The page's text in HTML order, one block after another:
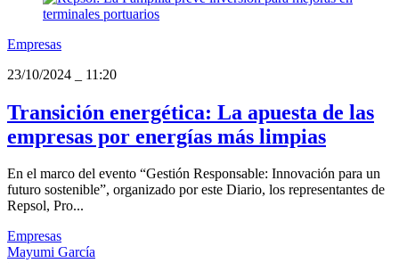
Empresas
23/10/2024
11:20
Transición energética: La apuesta de las
empresas por energías más limpias
En el marco del evento “Gestión Responsable: Innovación para un
futuro sostenible”, organizado por este Diario, los representantes de
Repsol, Pro...
Empresas
Mayumi García